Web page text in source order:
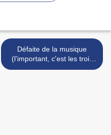
Défaite de la musique
(l'important, c'est les trois
points) >